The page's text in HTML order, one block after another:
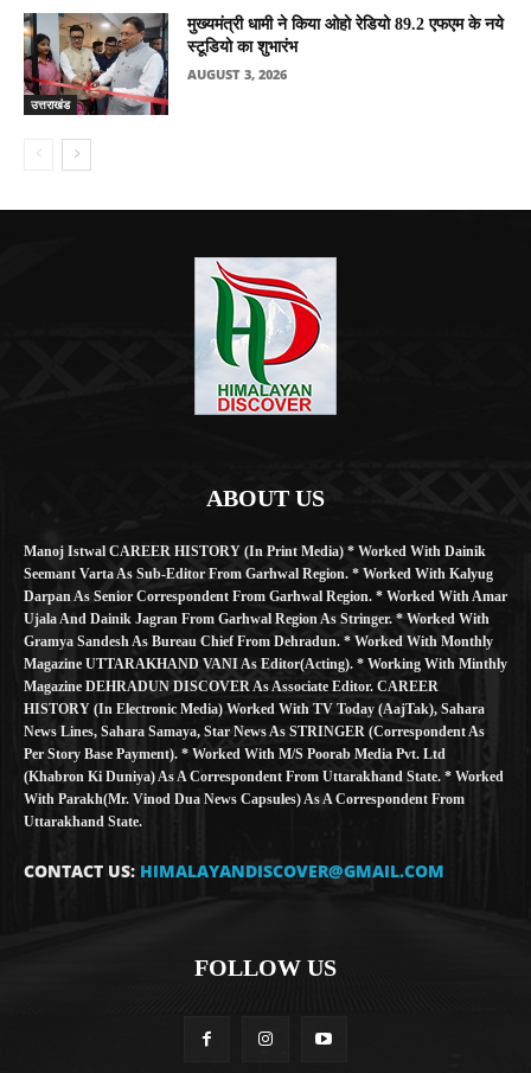
उत्तराखंड
मुख्यमंत्री धामी ने किया ओहो रेडियो 89.2 एफएम के नये
स्टूडियो का शुभारंभ
AUGUST 3, 2026
ABOUT US
Manoj Istwal CAREER HISTORY (in Print Media) * Worked With Dainik
Seemant Varta As Sub-Editor From Garhwal Region. * Worked With Kalyug
Darpan As Senior Correspondent From Garhwal Region. * Worked With Amar
Ujala And Dainik Jagran From Garhwal Region As Stringer. * Worked With
Gramya Sandesh As Bureau Chief From Dehradun. * Worked With Monthly
Magazine UTTARAKHAND VANI As Editor(Acting). * Working With Minthly
Magazine DEHRADUN DISCOVER As Associate Editor. CAREER
HISTORY (in Electronic Media) Worked With TV Today (AajTak), Sahara
News Lines, Sahara Samaya, Star News As STRINGER (Correspondent As
Per Story Base Payment). * Worked With M/S Poorab Media Pvt. Ltd
(Khabron Ki Duniya) As A Correspondent From Uttarakhand State. * Worked
With Parakh(Mr. Vinod Dua News Capsules) As A Correspondent From
Uttarakhand State.
CONTACT US: HIMALAYANDISCOVER@GMAIL.COM
FOLLOW US